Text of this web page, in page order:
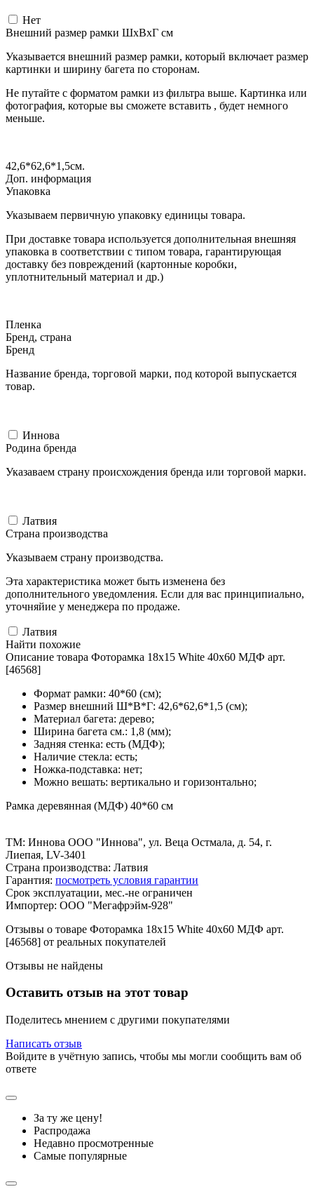
Нет
Внешний размер рамки ШxВxГ см
Указывается внешний размер рамки, который включает размер
картинки и ширину багета по сторонам.
Не путайте с форматом рамки из фильтра выше. Картинка или
фотография, которые вы сможете вставить , будет немного
меньше.
42,6*62,6*1,5см.
Доп. информация
Упаковка
Указываем первичную упаковку единицы товара.
При доставке товара используется дополнительная внешняя
упаковка в соответствии с типом товара, гарантирующая
доставку без повреждений (картонные коробки,
уплотнительный материал и др.)
Пленка
Бренд, страна
Бренд
Название бренда, торговой марки, под которой выпускается
товар.
Иннова
Родина бренда
Указаваем страну происхождения бренда или торговой марки.
Латвия
Страна производства
Указываем страну производства.
Эта характеристика может быть изменена без
дополнительного уведомления. Если для вас принципиально,
уточняйие у менеджера по продаже.
Латвия
Найти похожие
Описание товара Фоторамка 18x15 White 40x60 МДФ арт.
[46568]
Формат рамки: 40*60 (см);
Размер внешний Ш*В*Г: 42,6*62,6*1,5 (см);
Материал багета: дерево;
Ширина багета см.: 1,8 (мм);
Задняя стенка: есть (МДФ);
Наличие стекла: есть;
Ножка-подставка: нет;
Можно вешать: вертикально и горизонтально;
Рамка деревянная (МДФ) 40*60 см
ТМ: Иннова ООО "Иннова", ул. Веца Остмала, д. 54, г.
Лиепая, LV-3401
Страна производства: Латвия
Гарантия: посмотреть условия гарантии
Срок эксплуатации, мес.-не ограничен
Импортер: ООО "Мегафрэйм-928"
Отзывы о товаре Фоторамка 18x15 White 40x60 МДФ арт.
[46568] от реальных покупателей
Отзывы не найдены
Оставить отзыв на этот товар
Поделитесь мнением с другими покупателями
Написать отзыв
Войдите в учётную запись, чтобы мы могли сообщить вам об
ответе
За ту же цену!
Распродажа
Недавно просмотренные
Самые популярные